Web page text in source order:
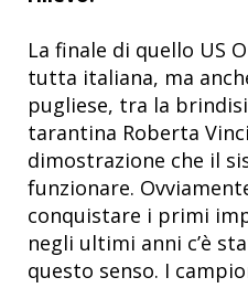
La finale di quello US
tutta italiana, ma
pugliese, tra la
tarantina Roberta
dimostrazione che il
funzionare.
conquistare i primi
negli ultimi anni c’è
questo senso. I